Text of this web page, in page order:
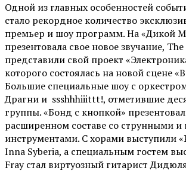
Одной из главных особенностей
стало рекордное количество
премьер и шоу программ. На «Дикой
презентовала свое новое звучание,
представили свой проект
которого состоялась на новой сцене
Большие специальные шоу с
Драгни и ssshhhiiittt!, отметившие
группы. «Бонд с кнопкой»
расширенном составе со струнными
инструментами. С хорами выступили
Inna Syberia, а специальным гостем
Fray стал виртуозный гитарист